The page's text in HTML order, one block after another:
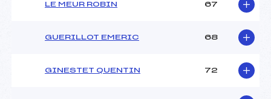
LE MEUR ROBIN 67
GUERILLOT EMERIC 68
GINESTET QUENTIN 72